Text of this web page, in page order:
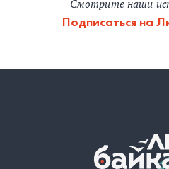
Смотрите наши
Подписаться на